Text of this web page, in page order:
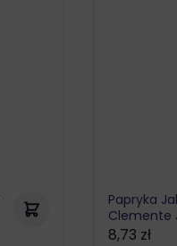
Papryka
Clemente
8,73 zł